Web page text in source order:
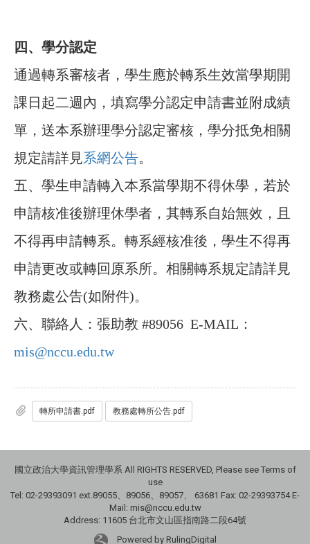
四、 學分認定
通過轉系審核者，學生應於轉系生效當學期開
課日起二週內，填寫學分認定申請書並附成績
單，送本系辦理學分認定審核，學分抵免相關
規定請詳見系網公告。
五、學生申請轉入本系當學期不得休學，若於
申請核准後辦理休學者，其轉系自始無效，且
不得再申請轉系。轉系經核准後，學生不得再
申請更改或轉回原系所。相關轉系規定請詳見
教務處公告(如附件)。
六、 聯絡人： 張助教 #89056 E-MAIL ：
mis@nccu.edu.tw
轉所申請書.pdf 教務處轉所公告.pdf
國立政治大學資訊管理學系 All RIGHTS RESERVED, Please see Terms of
use
Tel: 02-29393091 ext.89055、89056、89057、
63681 Fax: 02-29393754 E-
Mail: mis@nccu.edu.tw
Address: 11605 台北市文山區指南路二段64號
Powered by RulingDigital